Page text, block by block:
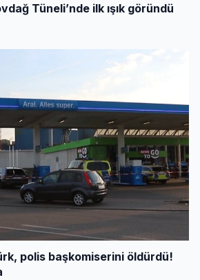
Tüneli’nde ilk ışık göründü
polis başkomiserini öldürdü!